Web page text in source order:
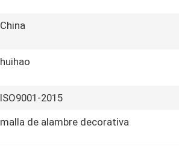
China
huihao
ISO9001-2015
malla de alambre decorativa